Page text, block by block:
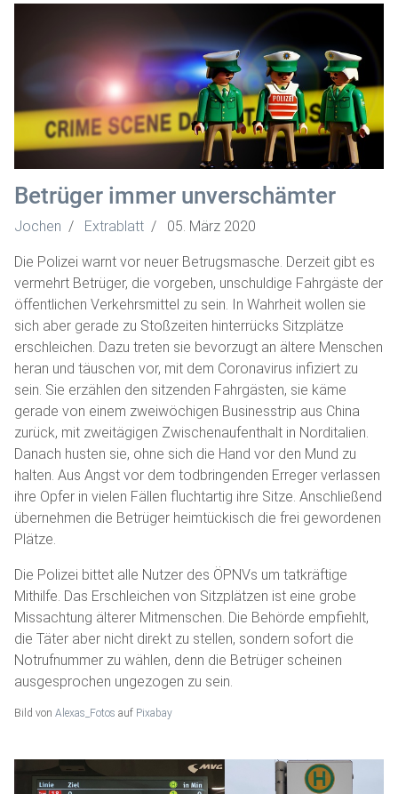
Betrüger immer unverschämter
Jochen Extrablatt 05. März 2020
Die Polizei warnt vor neuer Betrugsmasche. Derzeit gibt es
vermehrt Betrüger, die vorgeben, unschuldige Fahrgäste der
öffentlichen Verkehrsmittel zu sein. In Wahrheit wollen sie
sich aber gerade zu Stoßzeiten hinterrücks Sitzplätze
erschleichen. Dazu treten sie bevorzugt an ältere Menschen
heran und täuschen vor, mit dem Coronavirus infiziert zu
sein. Sie erzählen den sitzenden Fahrgästen, sie käme
gerade von einem zweiwöchigen Businesstrip aus China
zurück, mit zweitägigen Zwischenaufenthalt in Norditalien.
Danach husten sie, ohne sich die Hand vor den Mund zu
halten. Aus Angst vor dem todbringenden Erreger verlassen
ihre Opfer in vielen Fällen fluchtartig ihre Sitze. Anschließend
übernehmen die Betrüger heimtückisch die frei gewordenen
Plätze.
Die Polizei bittet alle Nutzer des ÖPNVs um tatkräftige
Mithilfe. Das Erschleichen von Sitzplätzen ist eine grobe
Missachtung älterer Mitmenschen. Die Behörde empfiehlt,
die Täter aber nicht direkt zu stellen, sondern sofort die
Notrufnummer zu wählen, denn die Betrüger scheinen
ausgesprochen ungezogen zu sein.
Bild von Alexas_Fotos auf Pixabay